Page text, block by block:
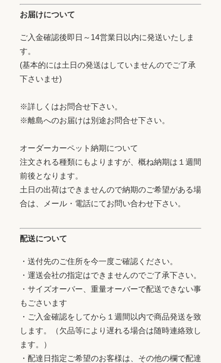
お届けについて
ご入金確認後即日～14営業日以内に発送いたしま
す。
(基本的には土日の発送はしていませんのでご了承
下さいませ)
※詳しくはお問合せ下さい。
※離島へのお届けは別途お問合せ下さい。
オーダーカーペット納期について
注文される種類にもよりますが、概ね納期は１週間
前後となります。
土日の出荷はできませんので納期のご希望がある場
合は、メール・電話にてお問い合わせ下さい。
配送について
・送付先のご住所を今一度ご確認ください。
・運送会社の指定はできませんのでご了承下さい。
・サイズオーバー、重量オーバーで配送できない事
もごさいます
・ご入金確認をしてから１週間以内で商品発送を致
します。（欠品等により遅れる場合は随時連絡致し
ます。）
・配達日指定ご希望のお客様は、その他の欄で配達